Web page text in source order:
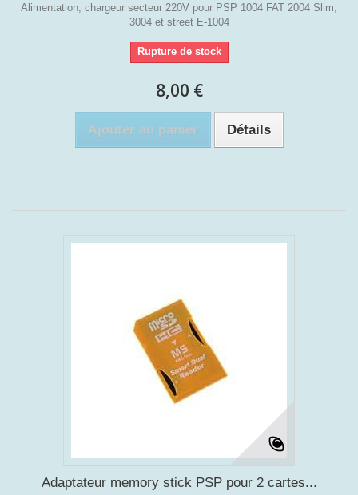
Alimentation, chargeur secteur 220V pour PSP 1004 FAT 2004 Slim,
3004 et street E-1004
Rupture de stock
8,00 €
Ajouter au panier Détails
Adaptateur memory stick PSP pour 2 cartes...